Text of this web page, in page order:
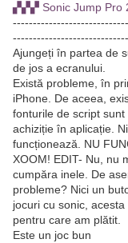
▞▞▞ Sonic Jump Pro
Ajungeți în partea de
de jos a ecranului.
Există probleme, în
iPhone. De aceea,
fonturile de script
achiziție în aplicație.
funcționează. NU
XOOM! EDIT- Nu, nu
cumpăra inele. De
probleme? Nici un
jocuri cu sonic,
pentru care am plătit.
Este un joc bun